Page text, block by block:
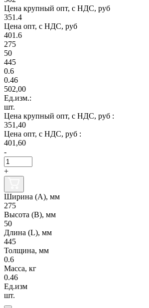
Цена крупный опт, с НДС, руб
351.4
Цена опт, с НДС, руб
401.6
275
50
445
0.6
0.46
502,00
Ед.изм.:
шт.
Цена крупный опт, с НДС, руб :
351,40
Цена опт, с НДС, руб :
401,60
-
+
Ширина (А), мм
275
Высота (В), мм
50
Длина (L), мм
445
Толщина, мм
0.6
Масса, кг
0.46
Ед.изм
шт.